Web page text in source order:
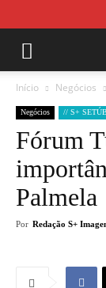
Início Negócios
Negócios // S+
Fórum
Palmela
Por Redação S+